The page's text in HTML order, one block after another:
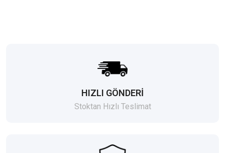
HIZLI GÖNDERİ
Stoktan Hızlı Teslimat